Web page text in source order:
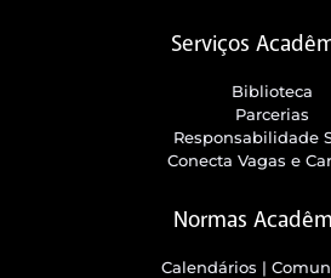
Serviços
Biblioteca
Parcerias
Responsabilidade
Conecta Vagas e
Normas
Calendários |